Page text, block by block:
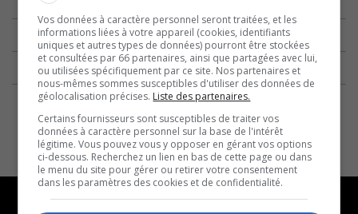
Vos données à caractère personnel seront traitées, et les
informations liées à votre appareil (cookies, identifiants
uniques et autres types de données) pourront être stockées
et consultées par 66 partenaires, ainsi que partagées avec lui,
ou utilisées spécifiquement par ce site. Nos partenaires et
nous-mêmes sommes susceptibles d'utiliser des données de
géolocalisation précises. Liste des partenaires.
Certains fournisseurs sont susceptibles de traiter vos
données à caractère personnel sur la base de l'intérêt
légitime. Vous pouvez vous y opposer en gérant vos options
ci-dessous. Recherchez un lien en bas de cette page ou dans
le menu du site pour gérer ou retirer votre consentement
dans les paramètres des cookies et de confidentialité.